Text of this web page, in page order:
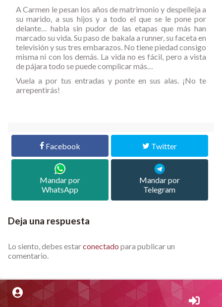
ACarmen le pesan los años de matrimonio y despelleja a
su marido, a sus hijos y a todo el que se le pone por
delante… habla sin pudor de las etapas que más han
marcado su vida. Su paso de bakala a runner, su faceta en
televisión y sus tres embarazos. No tiene piedad consigo
misma ni con los demás. La vida no es fácil, pero a vista
de pájara todo se puede complicar más…
Vuela a por tus entradas y ponte en sus alas. ¡No te
arrepentirás!
Facebook Twitter
Mandar por
WhatsApp
Mandar por
Telegram
Deja una respuesta
Lo siento, debes estarconectado para publicar un
comentario.